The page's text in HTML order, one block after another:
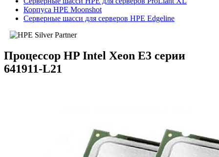
Корпуса HPE Moonshot
Серверные шасси для серверов HPE Edgeline
Процессор HP Intel Xeon E3 серии
641911-L21